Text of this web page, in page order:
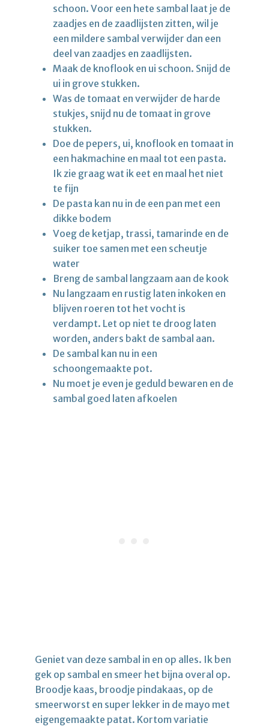
schoon. Voor een hete sambal laat je de
zaadjes en de zaadlijsten zitten, wil je
een mildere sambal verwijder dan een
deel van zaadjes en zaadlijsten.
Maak de knoflook en ui schoon. Snijd de
ui in grove stukken.
Was de tomaat en verwijder de harde
stukjes, snijd nu de tomaat in grove
stukken.
Doe de pepers, ui, knoflook en tomaat in
een hakmachine en maal tot een pasta.
Ik zie graag wat ik eet en maal het niet
te fijn
De pasta kan nu in de een pan met een
dikke bodem
Voeg de ketjap, trassi, tamarinde en de
suiker toe samen met een scheutje
water
Breng de sambal langzaam aan de kook
Nu langzaam en rustig laten inkoken en
blijven roeren tot het vocht is
verdampt. Let op niet te droog laten
worden, anders bakt de sambal aan.
De sambal kan nu in een
schoongemaakte pot.
Nu moet je even je geduld bewaren en de
sambal goed laten afkoelen
Geniet van deze sambal in en op alles. Ik ben
gek op sambal en smeer het bijna overal op.
Broodje kaas, broodje pindakaas, op de
smeerworst en super lekker in de mayo met
eigengemaakte patat. Kortom variatie